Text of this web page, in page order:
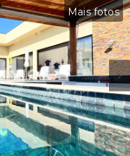
Mais fotos